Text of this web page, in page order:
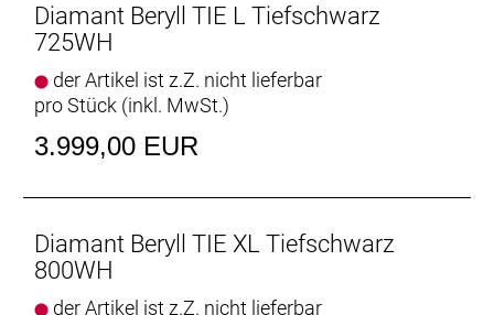
Kassette: Shimano C7000 Ritzel für Nexus, 27 Z.
Kette: Shimano HG40, 6/7/8fach
Steuersatz: Integrated, sealed cartridge bearing, 1-
1/8" top, 1.5" bottom
Rise, 630 mm Breite
Diamant Beryll TIE L Tiefschwarz
725WH
der Artikel ist z.Z. nicht lieferbar
pro Stück (inkl. MwSt.)
3.999,00 EUR
Diamant Beryll TIE XL Tiefschwarz
800WH
der Artikel ist z.Z. nicht lieferbar